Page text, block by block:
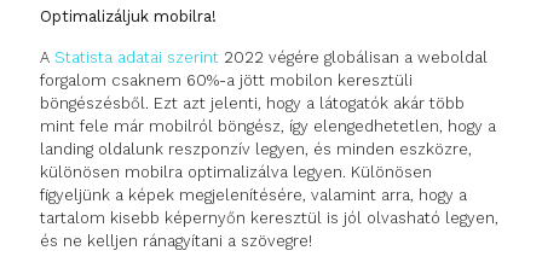
Optimalizáljuk mobilra!
A Statista adatai szerint 2022 végére globálisan a weboldal
forgalom csaknem 60%-a jött mobilon keresztüli
böngészésből. Ezt azt jelenti, hogy a látogatók akár több
mint fele már mobilról böngész, így elengedhetetlen, hogy a
landing oldalunk reszponzív legyen, és minden eszközre,
különösen mobilra optimalizálva legyen. Különösen
figyeljünk a képek megjelenítésére, valamint arra, hogy a
tartalom kisebb képernyőn keresztül is jól olvasható legyen,
és ne kelljen ránagyítani a szövegre!